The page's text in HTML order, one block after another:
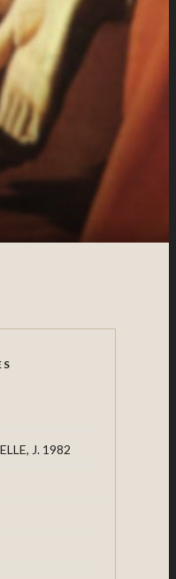
J. 1982